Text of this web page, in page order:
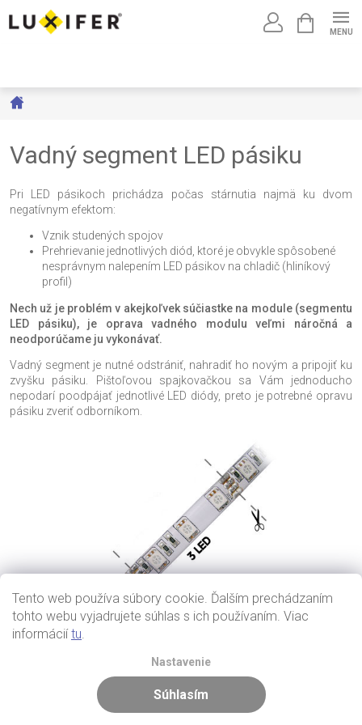
Tento web používa súbory cookie. Ďalším prechádzaním
tohto webu vyjadrujete súhlas s ich používaním. Viac
informáciítu.
Nastavenie
Súhlasím
KOŠÍK
Vadný segment LED pásiku
Pri LED pásikoch prichádza počas stárnutia najmä ku dvom
negatívnym efektom:
Vznik studených spojov
Prehrievanie jednotlivých diód, ktoré je obvykle spôsobené
nesprávnym nalepením LED pásikov na chladič (hliníkový
profil)
Nech už je problém v akejkoľvek súčiastke na module (segmentu
LED pásiku), je oprava vadného modulu veľmi náročná a
neodporúčame ju vykonávať.
Vadný segment je nutné odstrániť, nahradiť ho novým a pripojiť ku
zvyšku pásiku. Pištoľovou spajkovačkou sa Vám jednoducho
nepodarí poodpájať jednotlivé LED diódy, preto je potrebné opravu
pásiku zveriť odborníkom.